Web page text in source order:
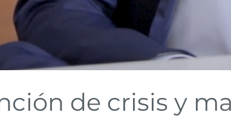
de crisis y